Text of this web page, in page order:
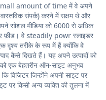
amount of time में वे अपने
संपर्क) करने में सक्षम थे और
सोशल मीडिया को 6000 से अधिक
फ़ीड। वे steadily powr स्लाइडर
दृश्य तरीके के रूप में हैं क्योंकि वे
कैसे दिखते हैं। यह अपने उत्पादों को
को एक बेहतरीन ऑन-साइट अनुभव
विज़िटर जिन्होंने अपनी साइट पर
पर किसी अन्य व्यक्ति की तुलना में